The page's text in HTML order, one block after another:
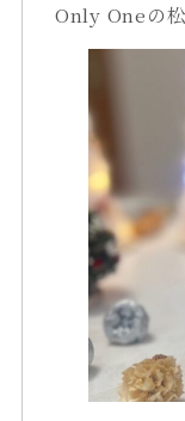
Only Oneの